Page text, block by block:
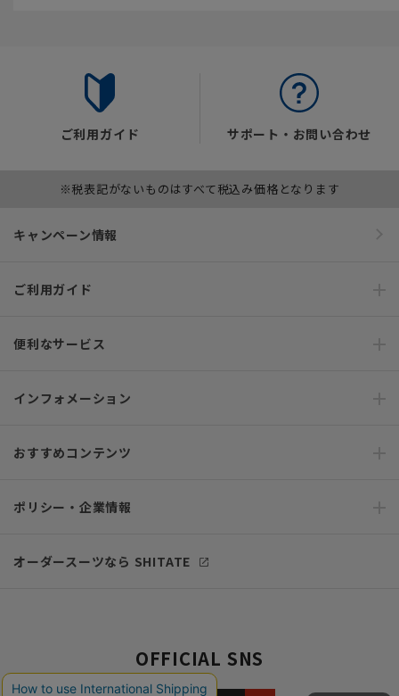
ご利用ガイド サポート・お問い合わせ
※税表記がないものはすべて税込み価格となります
キャンペーン情報
ご利用ガイド
便利なサービス
インフォメーション
おすすめコンテンツ
ポリシー・企業情報
オーダースーツなら SHITATE
OFFICIAL SNS